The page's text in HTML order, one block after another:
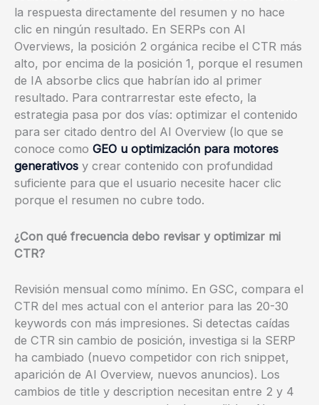
la respuesta directamente del resumen y no hace
clic en ningún resultado. En SERPs con AI
Overviews, la posición 2 orgánica recibe el CTR más
alto, por encima de la posición 1, porque el resumen
de IA absorbe clics que habrían ido al primer
resultado. Para contrarrestar este efecto, la
estrategia pasa por dos vías: optimizar el contenido
para ser citado dentro del AI Overview (lo que se
conoce como GEO u optimización para motores
generativos y crear contenido con profundidad
suficiente para que el usuario necesite hacer clic
porque el resumen no cubre todo.
¿Con qué frecuencia debo revisar y optimizar mi
CTR?
Revisión mensual como mínimo. En GSC, compara el
CTR del mes actual con el anterior para las 20-30
keywords con más impresiones. Si detectas caídas
de CTR sin cambio de posición, investiga si la SERP
ha cambiado (nuevo competidor con rich snippet,
aparición de AI Overview, nuevos anuncios). Los
cambios de title y description necesitan entre 2 y 4